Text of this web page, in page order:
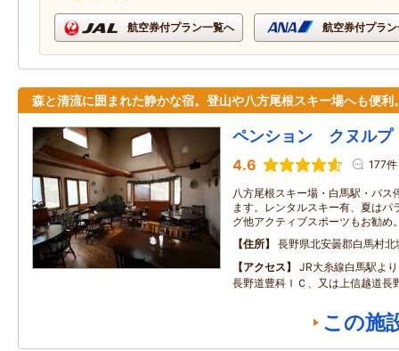
航空券付プラン一覧へ 航空券付プラ
森と清流に囲まれた静かな宿。登山や八方尾根スキー場へも便利
ペンション クヌルプ
4.6 177件
八方尾根スキー場・白馬駅・バス
ます。レンタルスキー有、夏はパ
グ他アクティブスポーツもお勧め
住所
長野県北安曇郡白馬村北
アクセス
JR大糸線白馬駅よ
長野道豊科ＩＣ、又は上信越道長
この施